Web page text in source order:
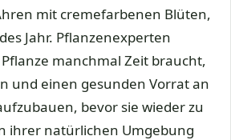
mit cremefarbenen Blüten,
Jahr. Pflanzenexperten
manchmal Zeit braucht,
und einen gesunden Vorrat an
bevor sie wieder zu
ihrer natürlichen Umgebung